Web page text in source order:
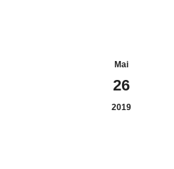
Mai
26
2019